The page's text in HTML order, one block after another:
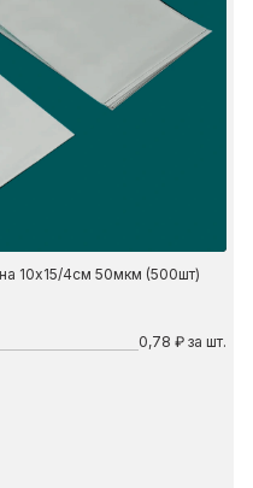
10х15/4см 50мкм (500шт)
0,78 ₽ за шт.